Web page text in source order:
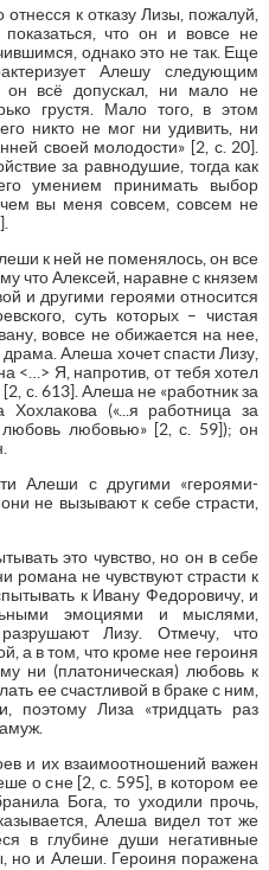
к отказу Лизы, пожалуй,
что он и вовсе не
однако это не так. Еще
Алешу следующим
он всё допускал, ни мало не
грустя. Мало того, в этом
никто не мог ни удивить, ни
своей молодости» [2, с. 20].
за равнодушие, тогда как
умением принимать выбор
вы меня совсем, совсем не
к ней не поменялось, он все
что Алексей, наравне с князем
и другими героями относится
суть которых – чистая
вовсе не обижается на нее,
Алеша хочет спасти Лизу,
<…> Я, напротив, от тебя хотел
с. 613]. Алеша не «работник за
Хохлакова («...я работница за
любовью» [2, с. 59]); он
Алеши с другими «героями-
не вызывают к себе страсти,
это чувство, но он в себе
романа не чувствуют страсти к
к Ивану Федоровичу, и
эмоциями и мыслями,
Лизу. Отмечу, что
а в том, что кроме нее героиня
ни (платоническая) любовь к
ее счастливой в браке с ним,
поэтому Лиза «тридцать раз
и их взаимоотношений важен
о сне [2, с. 595], в котором ее
Бога, то уходили прочь,
Алеша видел тот же
в глубине души негативные
но и Алеши. Героиня поражена